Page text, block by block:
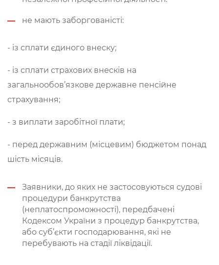
не мають заборгованісті:
- із сплати єдиного внеску;
- із сплати страхових внесків на
загальнообов’язкове державне пенсійне
страхування;
- з виплати заробітної плати;
- перед державним (місцевим) бюджетом понад
шість місяців.
Заявники, до яких не застосовуються судові
процедури банкрутства
(неплатоспроможності), передбачені
Кодексом України з процедур банкрутства,
або суб’єкти господарювання, які не
перебувають на стадії ліквідації.